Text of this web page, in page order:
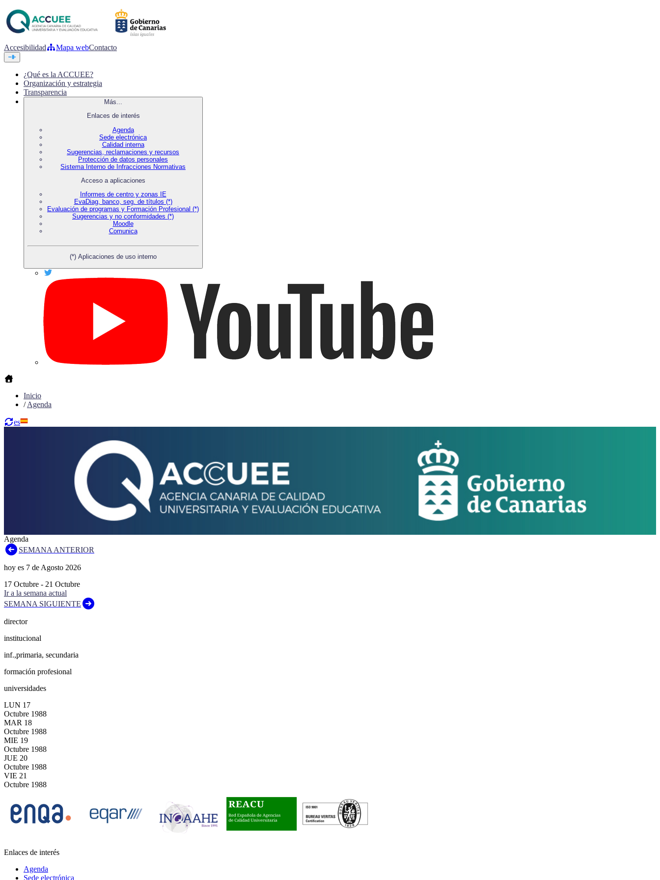
Accesibilidad Mapa webContacto
¿Qué es la ACCUEE?
Organización y estrategia
Transparencia
Más...
Enlaces de interés
Agenda
Sede electrónica
Calidad interna
Sugerencias, reclamaciones y recursos
Protección de datos personales
Sistema Interno de Infracciones Normativas
Acceso a aplicaciones
Informes de centro y zonas IE
EvaDiag, banco, seg. de títulos (*)
Evaluación de programas y Formación Profesional (*)
Sugerencias y no conformidades (*)
Moodle
Comunica
(*) Aplicaciones de uso interno
Inicio
/Agenda
es
Agenda
SEMANA ANTERIOR
hoy es 7 de Agosto 2026
17 Octubre - 21 Octubre
Ir a la semana actual
SEMANA SIGUIENTE
director
institucional
inf.,primaria, secundaria
formación profesional
universidades
LUN 17
Octubre 1988
MAR 18
Octubre 1988
MIE 19
Octubre 1988
JUE 20
Octubre 1988
VIE 21
Octubre 1988
Enlaces de interés
Agenda
Sede electrónica